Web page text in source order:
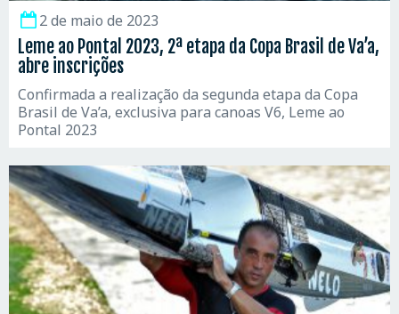
2 de maio de 2023
Leme ao Pontal 2023, 2ª etapa da Copa Brasil de Va’a,
abre inscrições
Confirmada a realização da segunda etapa da Copa
Brasil de Va’a, exclusiva para canoas V6, Leme ao
Pontal 2023